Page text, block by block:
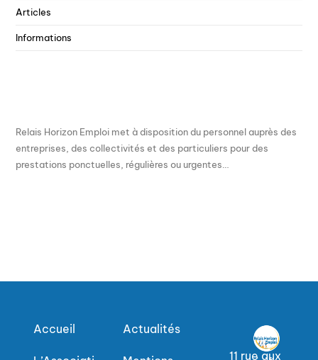
Articles
Informations
Relais Horizon Emploi met à disposition du personnel auprès des
entreprises, des collectivités et des particuliers pour des
prestations ponctuelles, régulières ou urgentes…
Accueil Actualités
11 rue aux